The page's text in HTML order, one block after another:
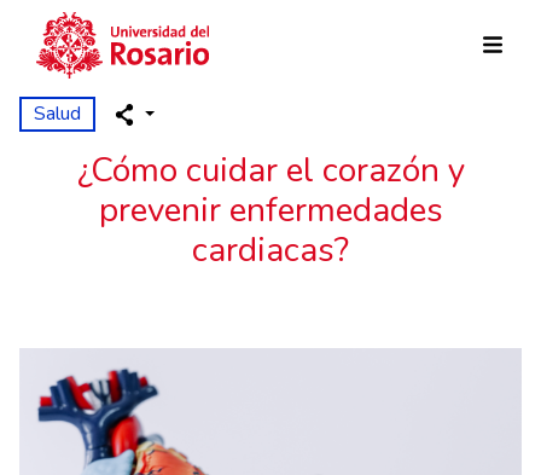
Pasar al contenido principal
Salud
¿Cómo cuidar el corazón y
prevenir enfermedades
cardiacas?